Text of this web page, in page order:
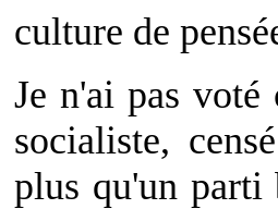
culture de
Je n'ai pas
socialiste,
plus qu'un parti